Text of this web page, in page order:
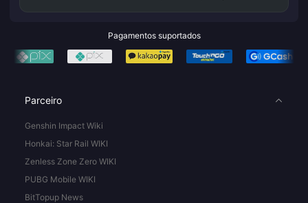
Pagamentos suportados
Parceiro
Genshin Impact Wiki
Honkai: Star Rail WIKI
Zenless Zone Zero WIKI
PUBG Mobile WIKI
BitTopup News